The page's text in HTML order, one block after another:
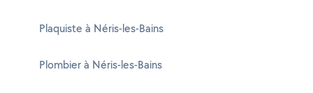
Plaquiste à Néris-les-Bains
Plombier à Néris-les-Bains